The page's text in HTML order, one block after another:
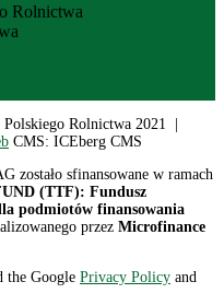
Rolnictwa
Rolnictwa 2021 |
CMS: ICEberg CMS
zostało sfinansowane w ramach
(TTF): Fundusz
podmiotów finansowania
przez Microfinance
the Google Privacy Policy and